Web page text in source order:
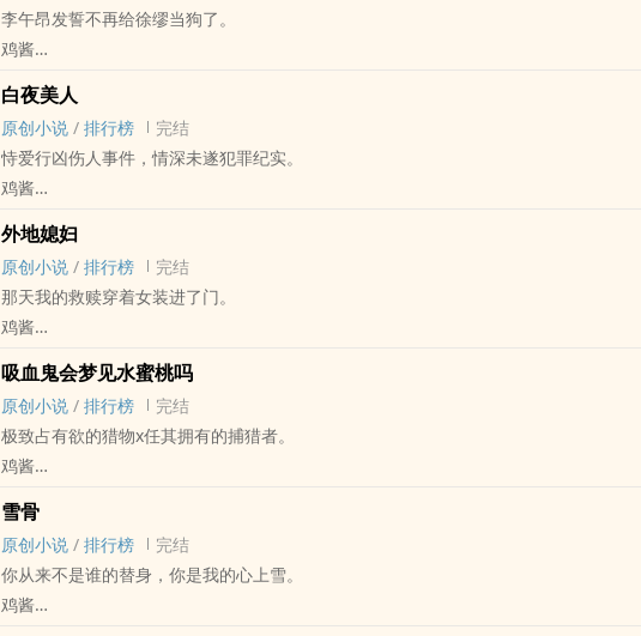
金发蓝眼冰山美Ax美艳娇气作精O
全能/特优/顶尖正经年上皇长女x不良/刁蛮/作风放浪/骄奢跋扈年下女明星
【本文为女Ax女O】
【本文主角关系为骨科（姐妹）】
【本文涉及婚外情情节（不如说通篇都是）】
李午昂发誓不再给徐缪当狗了。
鸡酱
原创小说 - BL - 中篇 - 完结
HE - 治愈 - 双性 - 年下
荤素均衡
“ 徐缪夜里睡觉时喊了前任的名字，他不记得了，也早就不爱他了。”
梗概：高干前任遭天谴去世后自我放逐的漂亮小寡妇意外捡到年下大型犬被扰乱人生和
的故事。
【正文已完结，硬菜在后传】
预警：背叛，死亡，自残行为。
剧情偏现实，除了脸一无所有普通人主角，非小白文，非爽文，非np，非狗血，三观正
白夜美人
原创小说 / 排行榜
完结
恃爱行凶伤人事件，情深未遂犯罪纪实。
鸡酱
荤素均衡 - 三观不正 - 年下 - 师生
大长篇
【劝鸡从良可行性分析】两攻一受，2A1O，正文完结，番外在更。
主cp：忠犬年下学生攻/霸道疯批年上哥哥攻x万人迷老司机受
副cp番外移动至GL区：《白兔》
文笔烂逻辑差，烂尾文，迅速规避
微博改名@野鸡珍妮，如需要txt，请去微博搜关键词
外地媳妇
原创小说 / 排行榜
完结
那天我的救赎穿着女装进了门。
鸡酱
原创小说 - BL - 中篇 - 完结
古代 - 双性 - 先婚后爱 - 年上
荤素均衡
[这大火烧到得意身上了，他喉中千翻百涌，像被人当头泼了一盆猪血，双颊烫得厉害。
人人都想顾全祁州，可他若没了季良意，在这天底下就无处安生。]
CP：季良意x得意
年上沉稳温柔将军攻x娇蛮小气少爷受（不别扭，有嘴，大胆追爱）
关键词：年上，年龄差，先婚后爱，第三性别，狗血，1v1，主受视角，BE
类型：10万字中篇古耽；微剧情
吸血鬼会梦见水蜜桃吗
原创小说 / 排行榜
完结
极致占有欲的猎物x任其拥有的捕猎者。
鸡酱
小甜饼 - 血族 - 西方 - 破镜重圆
攻宠受
现代；西方；奇幻；短短篇；破镜重圆烂梗；
听比伯新歌的灵感随笔；风格复健～
雪骨
原创小说 / 排行榜
完结
你从来不是谁的替身，你是我的心上雪。
鸡酱